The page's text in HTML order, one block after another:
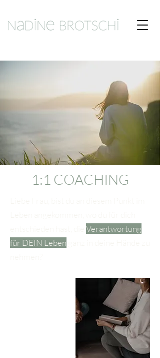
1:1 COACHING
Verantwortung
für DEIN Leben